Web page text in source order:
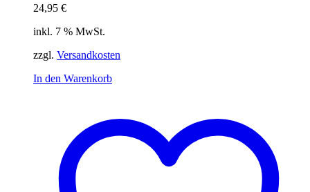
24,95 €
inkl. 7 % MwSt.
zzgl. Versandkosten
In den Warenkorb